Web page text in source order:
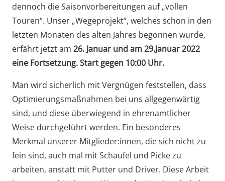
dennoch die Saisonvorbereitungen auf „vollen
Touren“. Unser „Wegeprojekt“, welches schon in den
letzten Monaten des alten Jahres begonnen wurde,
erfährt jetzt am 26. Januar und am 29.Januar 2022
eine Fortsetzung. Start gegen 10:00 Uhr.
Man wird sicherlich mit Vergnügen feststellen, dass
Optimierungsmaßnahmen bei uns allgegenwärtig
sind, und diese überwiegend in ehrenamtlicher
Weise durchgeführt werden. Ein besonderes
Merkmal unserer Mitglieder:innen, die sich nicht zu
fein sind, auch mal mit Schaufel und Picke zu
arbeiten, anstatt mit Putter und Driver. Diese Arbeit